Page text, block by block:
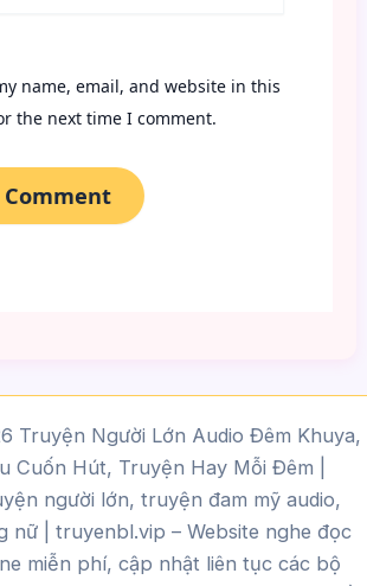
name, email, and website in this
the next time I comment.
Truyện Người Lớn Audio Đêm Khuya,
Cuốn Hút, Truyện Hay Mỗi Đêm |
người lớn, truyện đam mỹ audio,
nữ | truyenbl.vip – Website nghe đọc
miễn phí, cập nhật liên tục các bộ